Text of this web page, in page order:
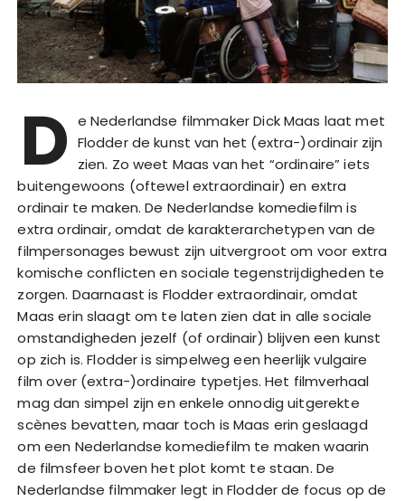
D e Nederlandse filmmaker Dick Maas laat met
Flodder de kunst van het (extra-)ordinair zijn
zien. Zo weet Maas van het “ordinaire” iets
buitengewoons (oftewel extraordinair) en extra
ordinair te maken. De Nederlandse komediefilm is
extra ordinair, omdat de karakterarchetypen van de
filmpersonages bewust zijn uitvergroot om voor extra
komische conflicten en sociale tegenstrijdigheden te
zorgen. Daarnaast is Flodder extraordinair, omdat
Maas erin slaagt om te laten zien dat in alle sociale
omstandigheden jezelf (of ordinair) blijven een kunst
op zich is. Flodder is simpelweg een heerlijk vulgaire
film over (extra-)ordinaire typetjes. Het filmverhaal
mag dan simpel zijn en enkele onnodig uitgerekte
scènes bevatten, maar toch is Maas erin geslaagd
om een Nederlandse komediefilm te maken waarin
de filmsfeer boven het plot komt te staan. De
Nederlandse filmmaker legt in Flodder de focus op de